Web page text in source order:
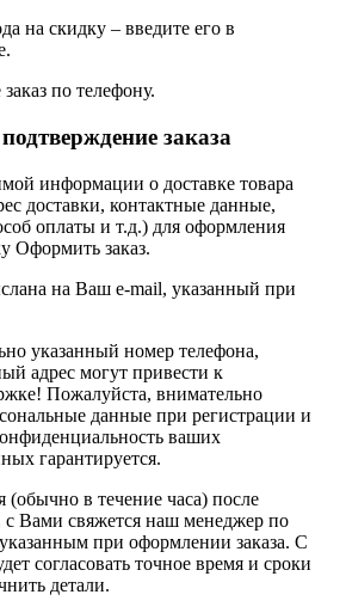
на скидку – введите его в
по телефону.
заказа
информации о доставке товара
доставки, контактные данные,
оплаты и т.д.) для оформления
Оформить заказ.
на Ваш e-mail, указанный при
указанный номер телефона,
адрес могут привести к
Пожалуйста, внимательно
данные при регистрации и
ваших
гарантируется.
(обычно в течение часа) после
Вами свяжется наш менеджер по
при оформлении заказа. С
согласовать точное время и сроки
детали.